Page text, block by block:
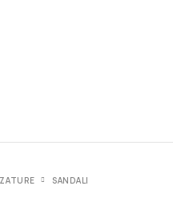
SANDALI